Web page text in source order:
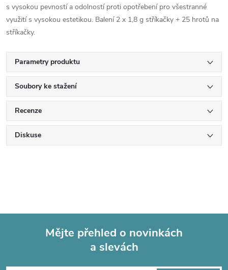
s vysokou pevností a odolností proti opotřebení pro všestranné
využití s vysokou estetikou. Balení 2 x 1,8 g stříkačky + 25 hrotů na
stříkačky.
Parametry produktu
Soubory ke stažení
Recenze
Diskuse
Mějte přehled o novinkách
a slevách